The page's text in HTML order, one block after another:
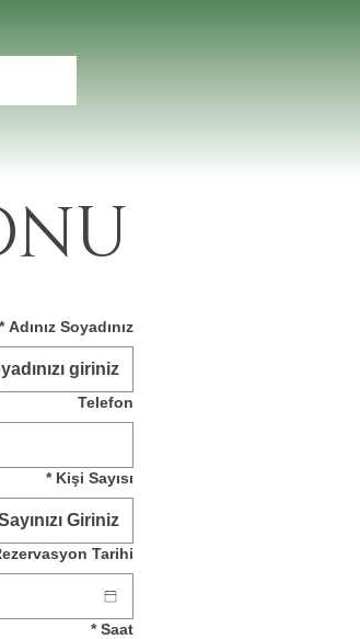
Adınız Soyadınız
*
Telefon
Kişi Sayısı
*
Tarihi
Saat
*